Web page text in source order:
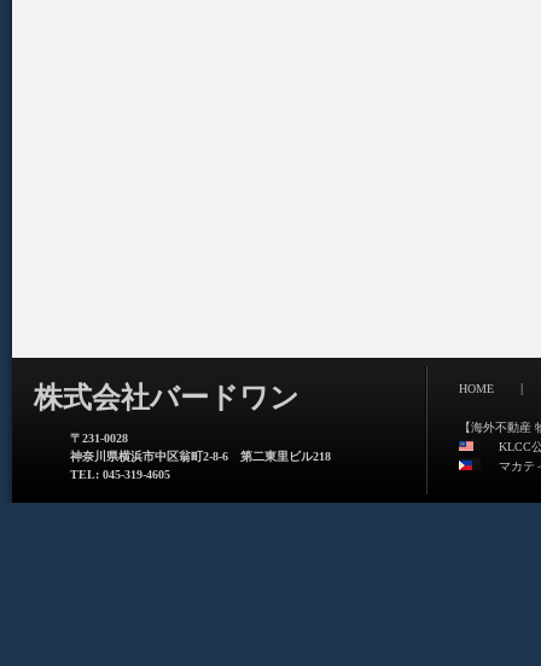
株式会社バードワン
〒231-0028
神奈川県横浜市中区翁町2-8-6 第二東里ビル218
TEL: 045-319-4605
HOME |
【海外不動産
KLCC
マカテ